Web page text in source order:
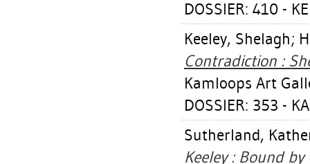
DOSSIER: 410 -
Keeley, Shelagh;
Contradiction :
Kamloops Art
DOSSIER: 353 -
Sutherland,
Keeley : Bound